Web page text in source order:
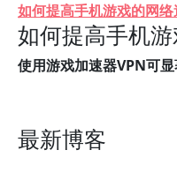
如何提高手机游戏的网络
如何提高手机
使用游戏加速器VPN可
最新博客